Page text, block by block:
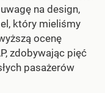
na design,
który mieliśmy
ocenę
zdobywając pięć
pasażerów